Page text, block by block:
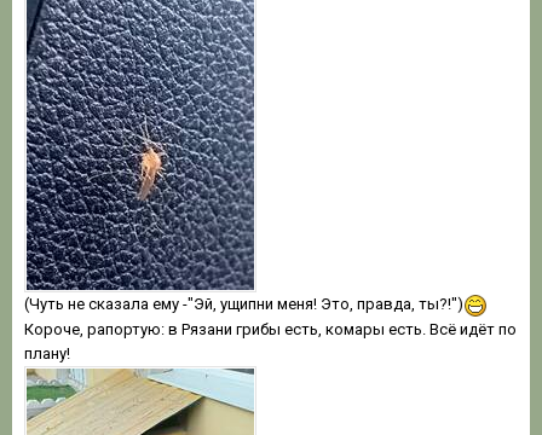
(Чуть не сказала ему -"Эй, ущипни меня! Это, правда, ты?!")
Короче, рапортую: в Рязани грибы есть, комары есть. Всё идёт по
плану!